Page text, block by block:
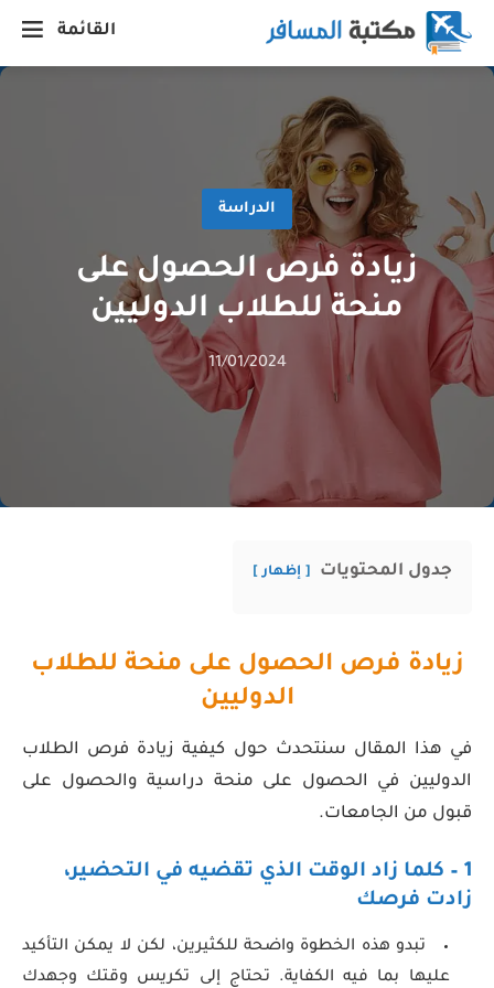
القائمة
الدراسة
زيادة فرص الحصول على
منحة للطلاب الدوليين
11/01/2024
جدول المحتويات إظهار
زيادة فرص الحصول على منحة للطلاب
الدوليين
في هذا المقال سنتحدث حول كيفية زيادة فرص الطلاب
الدوليين في الحصول على منحة دراسية والحصول على
قبول من الجامعات.
1 – كلما زاد الوقت الذي تقضيه في التحضير،
زادت فرصك
تبدو هذه الخطوة واضحة للكثيرين، لكن لا يمكن التأكيد
عليها بما فيه الكفاية. تحتاج إلى تكريس وقتك وجهدك